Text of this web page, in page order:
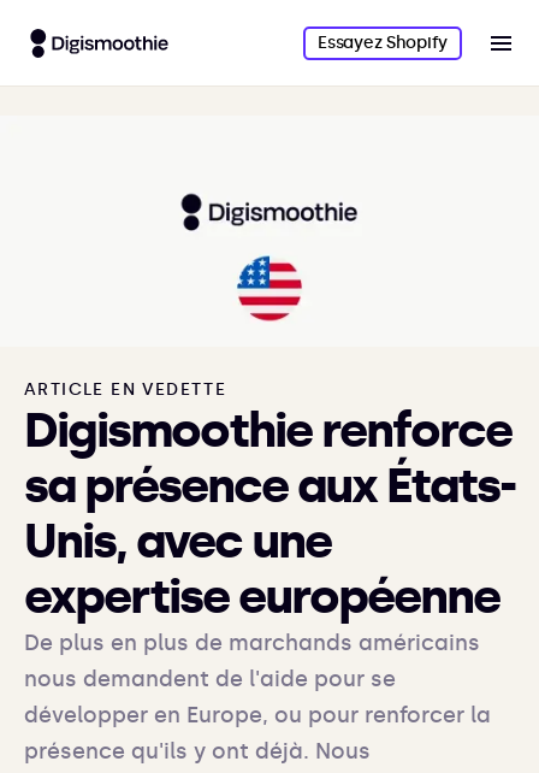
Essayez Shopify
ARTICLE EN VEDETTE
Digismoothie renforce
sa présence aux États-
Unis, avec une
expertise européenne
De plus en plus de marchands américains
nous demandent de l'aide pour se
développer en Europe, ou pour renforcer la
présence qu'ils y ont déjà. Nous